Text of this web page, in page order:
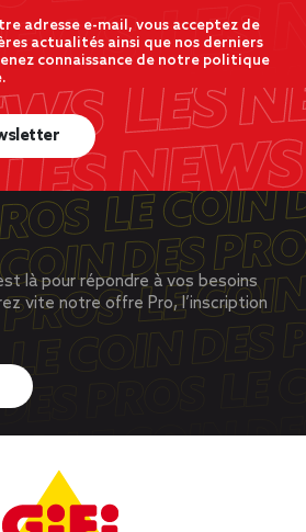
adresse e-mail, vous acceptez de
actualités ainsi que nos derniers
connaissance de notre politique
là pour répondre à vos besoins
vite notre offre Pro, l’inscription